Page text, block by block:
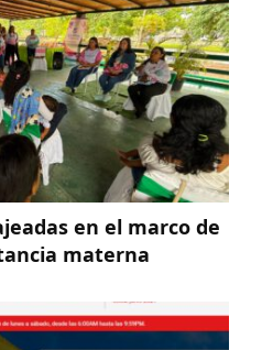
en el marco de
materna